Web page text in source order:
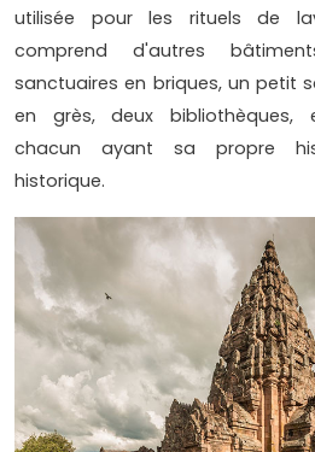
utilisée pour les rituels de
comprend d'autres
sanctuaires en briques, un petit
en grès, deux bibliothèques,
chacun ayant sa propre
historique.